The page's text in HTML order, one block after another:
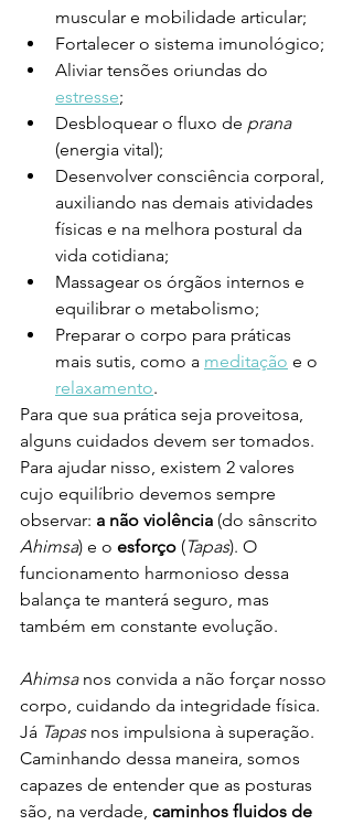
muscular e mobilidade articular;
Fortalecer o sistema imunológico;
Aliviar tensões oriundas do
estresse;
Desbloquear o fluxo de prana
(energia vital);
Desenvolver consciência corporal,
auxiliando nas demais atividades
físicas e na melhora postural da
vida cotidiana;
Massagear os órgãos internos e
equilibrar o metabolismo;
Preparar o corpo para práticas
mais sutis, como a meditação e o
relaxamento.
Para que sua prática seja proveitosa,
alguns cuidados devem ser tomados.
Para ajudar nisso, existem 2 valores
cujo equilíbrio devemos sempre
observar: a não violência (do sânscrito
Ahimsa) e o esforço (Tapas). O
funcionamento harmonioso dessa
balança te manterá seguro, mas
também em constante evolução.
Ahimsa nos convida a não forçar nosso
corpo, cuidando da integridade física.
Já Tapas nos impulsiona à superação.
Caminhando dessa maneira, somos
capazes de entender que as posturas
são, na verdade, caminhos fluidos de